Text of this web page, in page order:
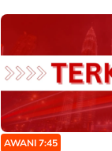
AWANI 7:45